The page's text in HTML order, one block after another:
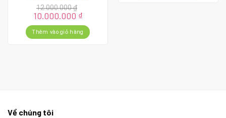
12.000.000₫
Giá
gốc
là:
12.000.000 ₫.
10.000.000 ₫Giá
hiện
tại
là:
Thêm vào giỏ hàng
₫.
Về chúng tôi